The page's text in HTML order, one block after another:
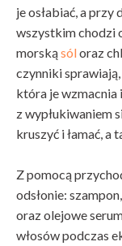
je osłabiać, a przy
wszystkim chodzi
morskąsóloraz
czynniki
która je wzmacnia
z wypłukiwaniem
kruszyć i łamać, a
Z pomocą
odsłonie:
oraz olejowe
włosów podczas